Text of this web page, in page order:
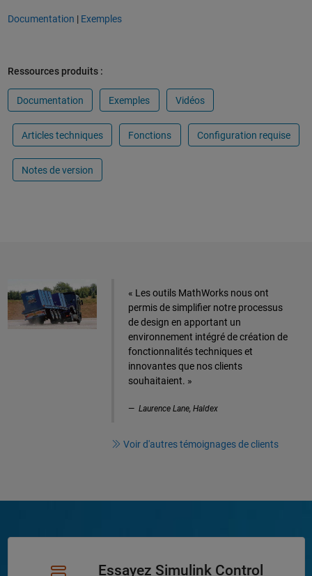
Documentation | Exemples
Ressources produits :
Documentation Exemples Vidéos
Articles techniques Fonctions Configuration requise
Notes de version
« Les outils MathWorks nous ont
permis de simplifier notre processus
de design en apportant un
environnement intégré de création de
fonctionnalités techniques et
innovantes que nos clients
souhaitaient. »
Laurence Lane, Haldex
Voir d'autres témoignages de clients
Essayez Simulink Control